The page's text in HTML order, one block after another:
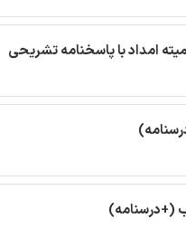
امداد با پاسخنامه تشریحی
(+درسنامه)